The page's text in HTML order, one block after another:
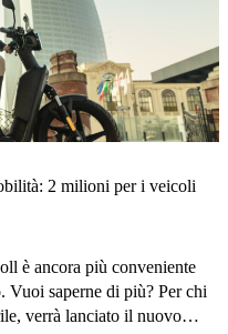
2 milioni per i veicoli
è ancora più conveniente
Vuoi saperne di più? Per chi
verrà lanciato il nuovo